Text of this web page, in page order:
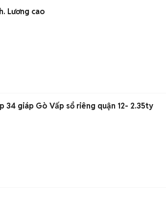
1. Ca 5h. Lương cao
Bán nhà 3 tầng Tân Chánh Hiệp 34 giáp Gò Vấp sổ riêng quận 12- 2.35ty